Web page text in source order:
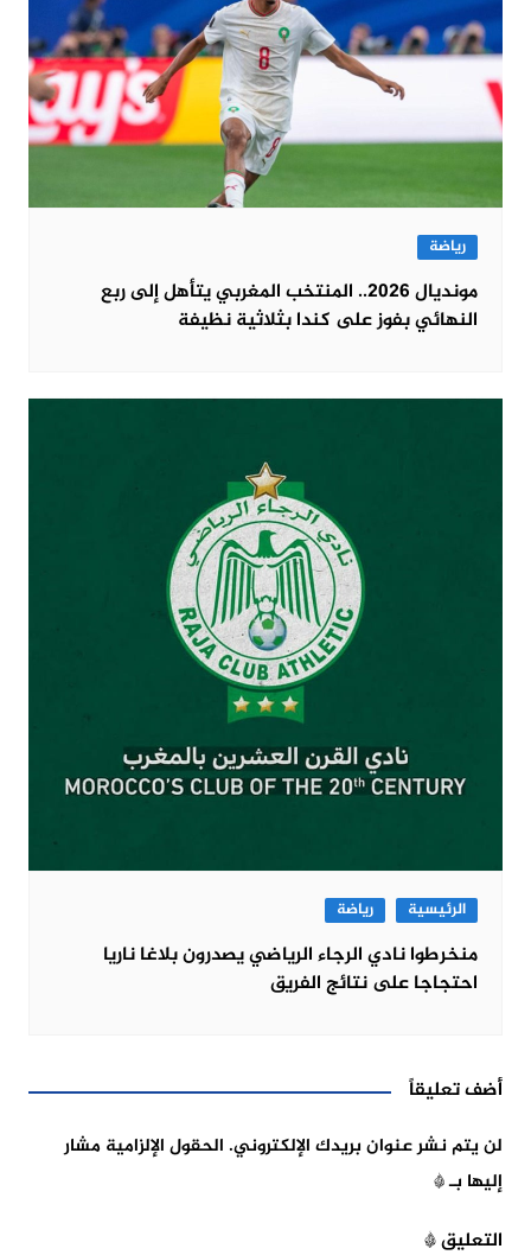
رياضة
مونديال 2026.. المنتخب المغربي يتأهل إلى ربع
النهائي بفوز على كندا بثلاثية نظيفة
الرئيسية رياضة
منخرطوا نادي الرجاء الرياضي يصدرون بلاغا ناريا
احتجاجا على نتائج الفريق
أضف تعليقاً
لن يتم نشر عنوان بريدك الإلكتروني. الحقول الإلزامية مشار
إليها بـ*
التعليق*